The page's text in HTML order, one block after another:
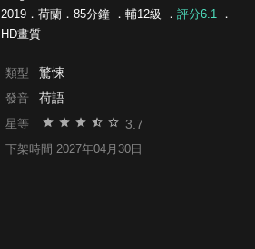
2019．荷蘭．85分鐘 ． 輔12級 ． 評分6.1．
HD畫質
類型 驚悚
發音 荷語
星等 3.7
下架時間 2027年04月30日